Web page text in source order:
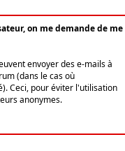
on me demande de me
envoyer des e-mails à
(dans le cas où
Ceci, pour éviter l'utilisation
anonymes.